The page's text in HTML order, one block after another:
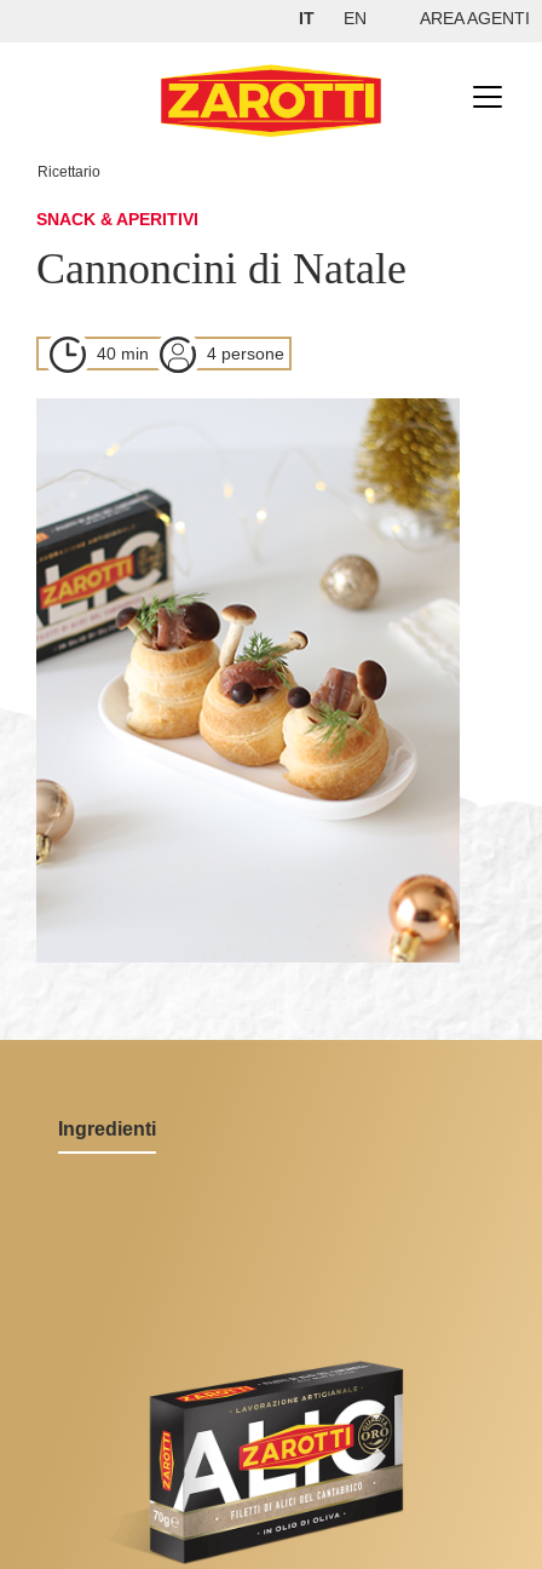
IT EN AREA AGENTI
Ricettario
SNACK & APERITIVI
Cannoncini di Natale
40 min 4 persone
Ingredienti